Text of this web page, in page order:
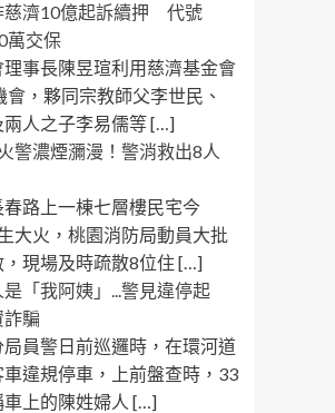
慈濟10億起訴續押 代號
萬交保
事長陳昱瑄利用慈濟基金會
，夥同宗教師父李世民、
人之子李易儒等 […]
警濃煙瀰漫！警消救出8人
路上一棟七層樓民宅今
大火，桃園消防局動員大批
現場及時疏散8位住 […]
「我阿姨」...警見違停起
騙
員警日前巡邏時，在環河道
違規停車，上前盤查時，33
上的陳姓婦人 […]